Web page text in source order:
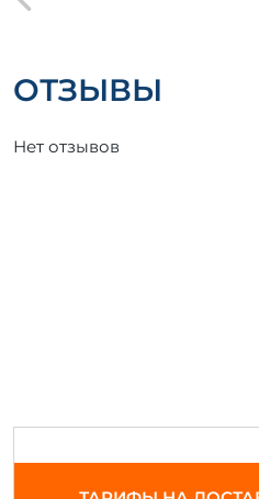
ОТЗЫВЫ
Нет отзывов